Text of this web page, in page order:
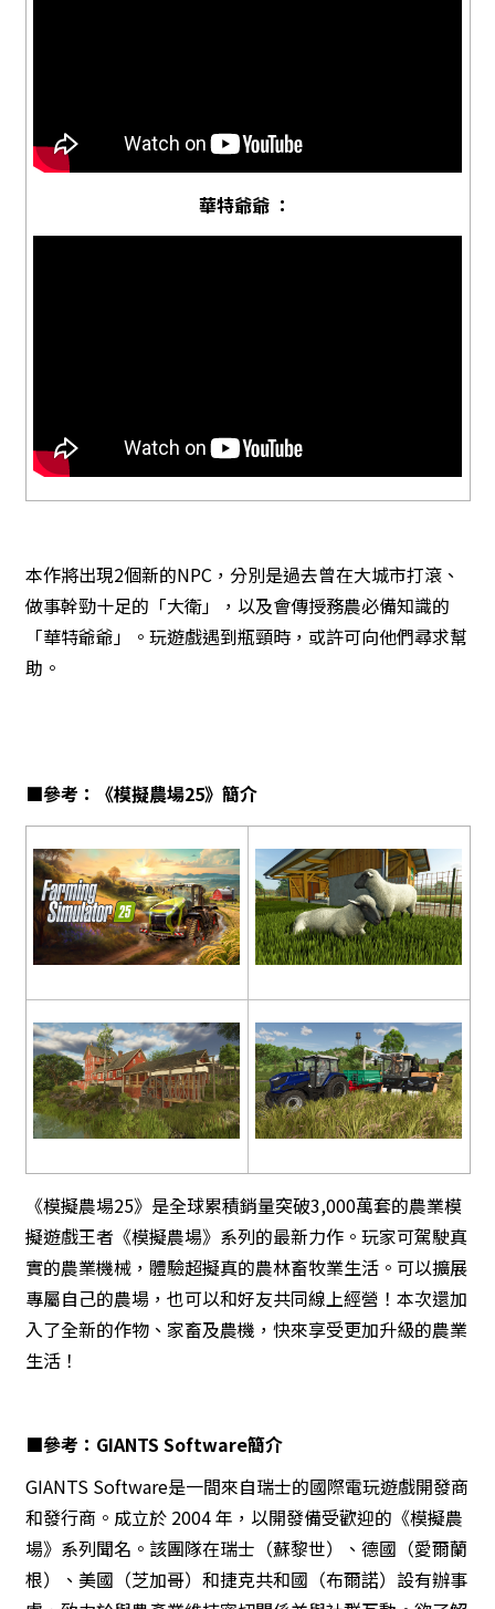
華特爺爺 ：
本作將出現2個新的NPC，分別是過去曾在大城市打滾、
做事幹勁十足的「大衛」，以及會傳授務農必備知識的
「華特爺爺」。玩遊戲遇到瓶頸時，或許可向他們尋求幫
助。
■參考： 《模擬農場25》 簡介
《模擬農場25》是全球累積銷量突破3,000萬套的農業模
擬遊戲王者《模擬農場》系列的最新力作。玩家可駕駛真
實的農業機械，體驗超擬真的農林畜牧業生活。可以擴展
專屬自己的農場，也可以和好友共同線上經營！本次還加
入了全新的作物、家畜及農機，快來享受更加升級的農業
生活！
■參考：GIANTS Software簡介
GIANTS Software是一間來自瑞士的國際電玩遊戲開發商
和發行商。成立於 2004 年，以開發備受歡迎的《模擬農
場》系列聞名。該團隊在瑞士（蘇黎世）、德國（愛爾蘭
根）、美國（芝加哥）和捷克共和國（布爾諾）設有辦事